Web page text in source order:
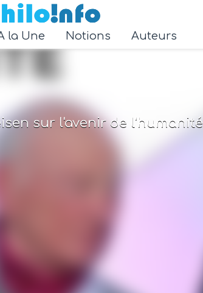
au contenu principal
sur l'avenir de l'humanité
la Une Notions Auteurs